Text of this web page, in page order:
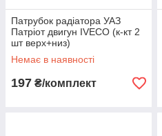
Патрубок радіатора УАЗ
Патріот двигун IVECO (к-кт 2
шт верх+низ)
Немає в наявності
197 ₴/комплект